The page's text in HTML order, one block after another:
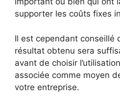
supporter les coûts fixes
Il est cependant conseillé
résultat obtenu sera
avant de choisir
associée comme moyen
votre entreprise.